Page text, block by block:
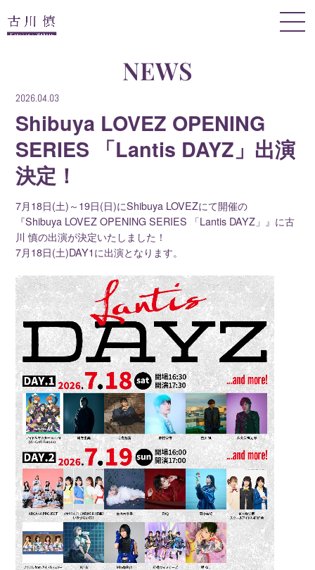
NEWS
2026.04.03
Shibuya LOVEZ OPENING
SERIES 「Lantis DAYZ」出演
決定！
7月18日(土)～19日(日)にShibuya LOVEZにて開催の
『Shibuya LOVEZ OPENING SERIES 「Lantis DAYZ」』に古
川 慎の出演が決定いたしました！
7月18日(土)DAY1に出演となります。